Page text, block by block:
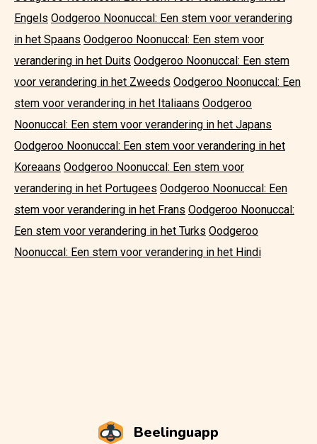
Engels Oodgeroo Noonuccal: Een stem voor verandering
in het Spaans Oodgeroo Noonuccal: Een stem voor
verandering in het Duits Oodgeroo Noonuccal: Een stem
voor verandering in het Zweeds Oodgeroo Noonuccal: Een
stem voor verandering in het Italiaans Oodgeroo
Noonuccal: Een stem voor verandering in het Japans
Oodgeroo Noonuccal: Een stem voor verandering in het
Koreaans Oodgeroo Noonuccal: Een stem voor
verandering in het Portugees Oodgeroo Noonuccal: Een
stem voor verandering in het Frans Oodgeroo Noonuccal:
Een stem voor verandering in het Turks Oodgeroo
Noonuccal: Een stem voor verandering in het Hindi
Beelinguapp